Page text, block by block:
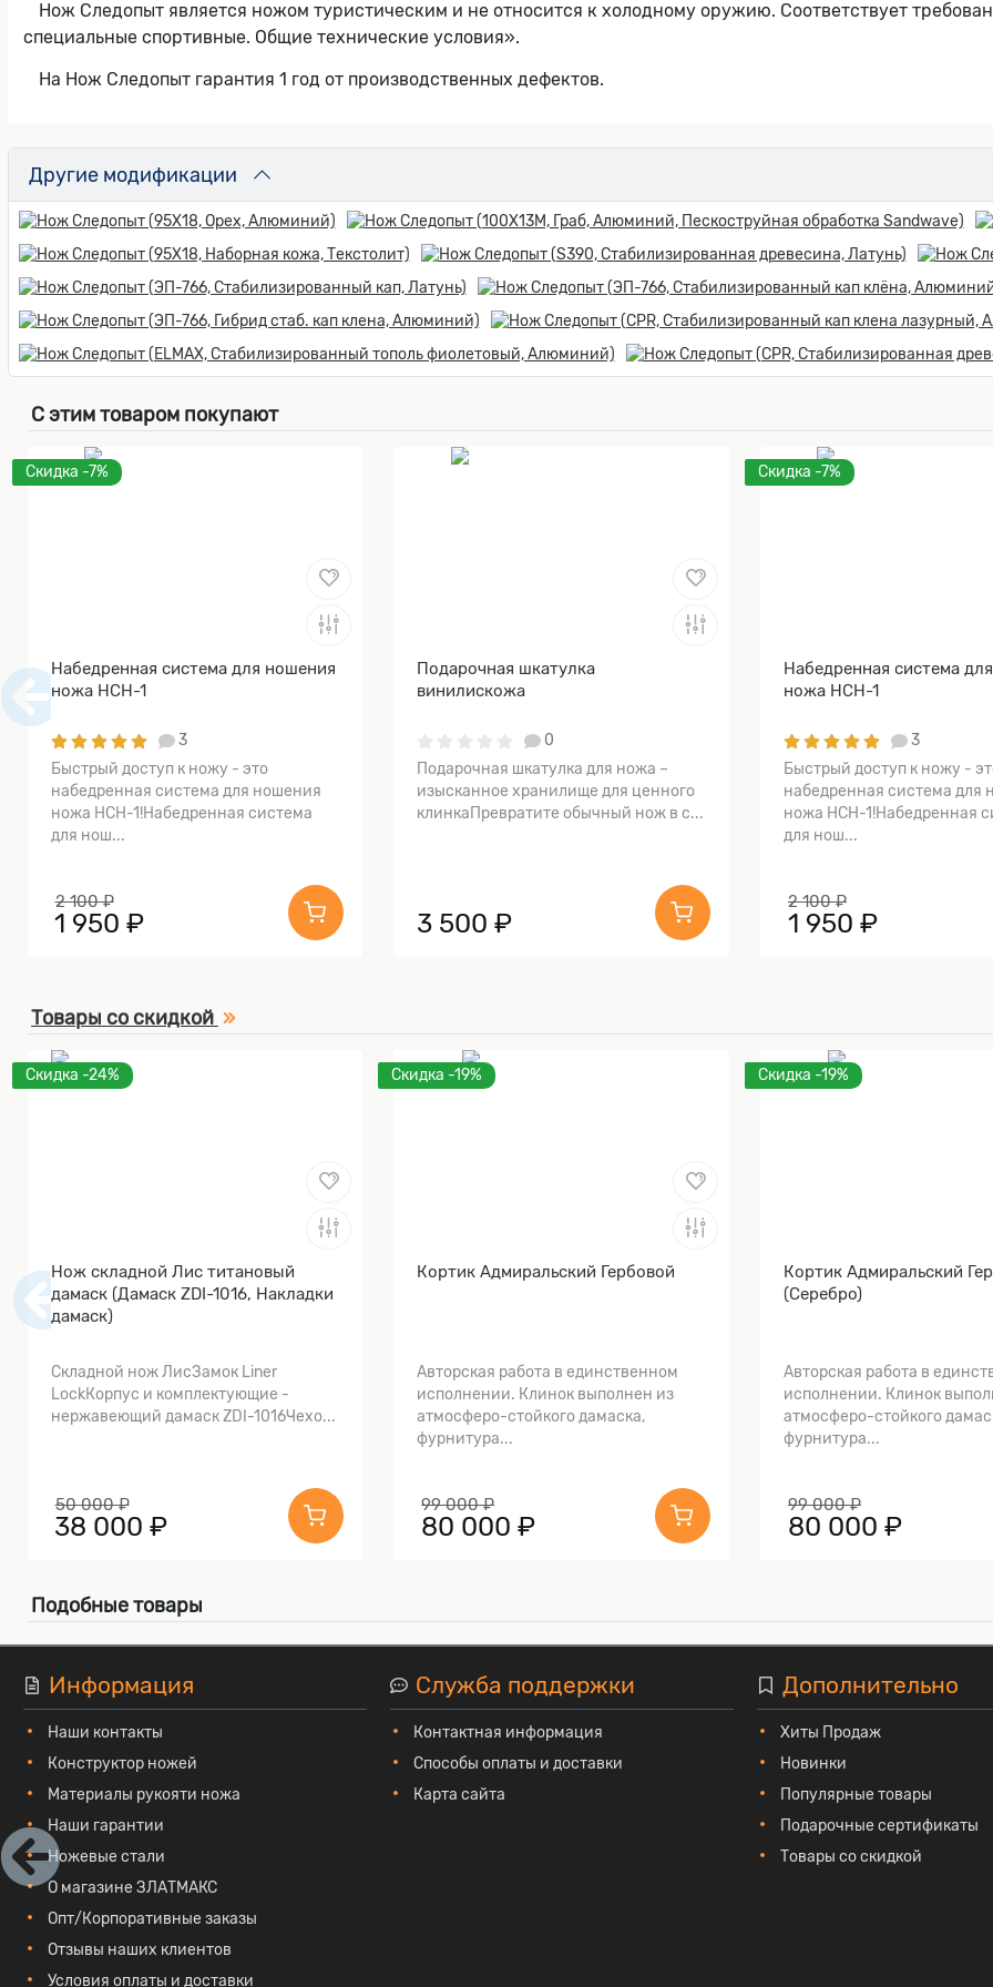
Нож Следопыт является ножом туристическим и не относится к холодному оружию. Соответствует
специальные спортивные. Общие технические условия».
На Нож Следопыт гарантия 1 год от производственных дефектов.
Другие модификации
С этим товаром покупают
Скидка -7%
Набедренная система для ношения
ножа НСН-1
3
Быстрый доступ к ножу - это
набедренная система для ношения
ножа НСН-1!Набедренная система
для нош...
2 100 ₽
1 950 ₽
Подарочная шкатулка
винилискожа
0
Подарочная шкатулка для ножа –
изысканное хранилище для ценного
клинкаПревратите обычный нож в с...
3 500 ₽
Скидка -7%
Набедренная система
ножа НСН-1
3
Быстрый доступ к ножу -
набедренная система для
ножа НСН-1!Набедренная
для нош...
2 100 ₽
1 950 ₽
Товары со скидкой
Скидка -24%
Нож складной Лис титановый
дамаск (Дамаск ZDI-1016, Накладки
дамаск)
Складной нож ЛисЗамок Liner
LockКорпус и комплектующие -
нержавеющий дамаск ZDI-1016Чехо...
50 000 ₽
38 000 ₽
Скидка -19%
Кортик Адмиральский Гербовой
Авторская работа в единственном
исполнении. Клинок выполнен из
атмосферо-стойкого дамаска,
фурнитура...
99 000 ₽
80 000 ₽
Скидка -19%
Кортик Адмиральский
(Серебро)
Авторская работа в
исполнении. Клинок
атмосферо-стойкого
фурнитура...
99 000 ₽
80 000 ₽
Подобные товары
Информация
Наши контакты
Конструктор ножей
Материалы рукояти ножа
Наши гарантии
Ножевые стали
О магазине ЗЛАТМАКС
Опт/Корпоративные заказы
Отзывы наших клиентов
Условия оплаты и доставки
Служба поддержки
Контактная информация
Способы оплаты и доставки
Карта сайта
Дополнительно
Хиты Продаж
Новинки
Популярные товары
Подарочные сертификаты
Товары со скидкой